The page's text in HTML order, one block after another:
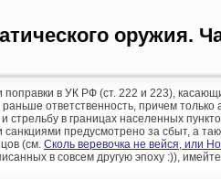
оружия.
поправки в УК РФ (ст. 222 и 223),
ответственность, причем
стрельбу в границах населенных
предусмотрено за сбыт, а
(см. Сколь веревочка не вейся, или
в совсем другую эпоху :)),